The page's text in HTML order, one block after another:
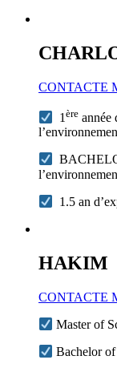
CONTACTE
1ère année
1.5 an
HAKIM
CONTACTE
Master of
Bachelor of